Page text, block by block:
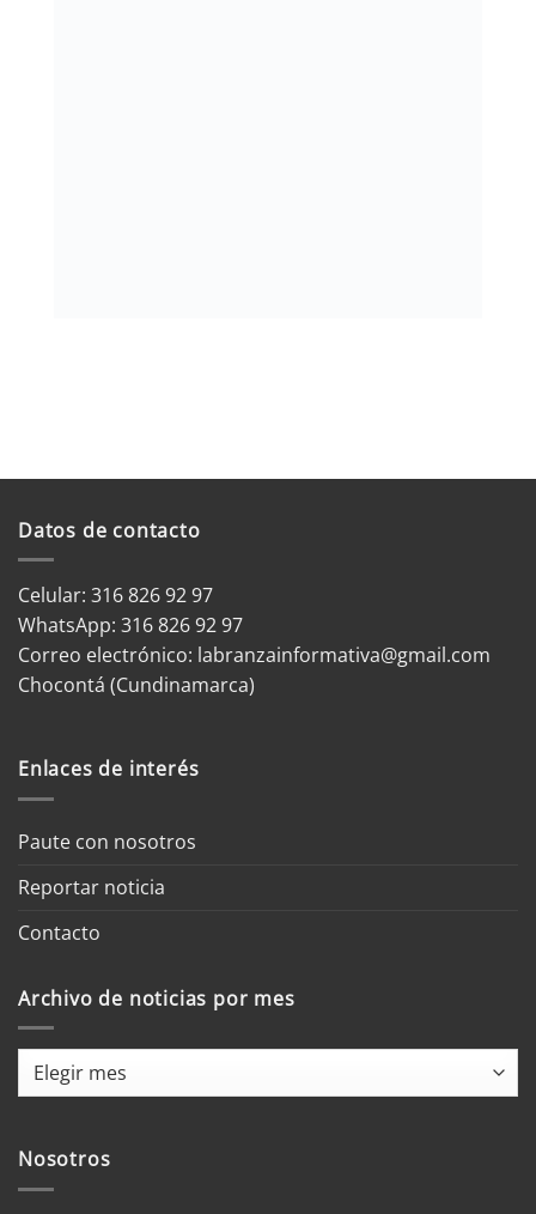
Datos de contacto
Celular: 316 826 92 97
WhatsApp: 316 826 92 97
Correo electrónico: labranzainformativa@gmail.com
Chocontá (Cundinamarca)
Enlaces de interés
Paute con nosotros
Reportar noticia
Contacto
Archivo de noticias por mes
Archivo
mes
Nosotros